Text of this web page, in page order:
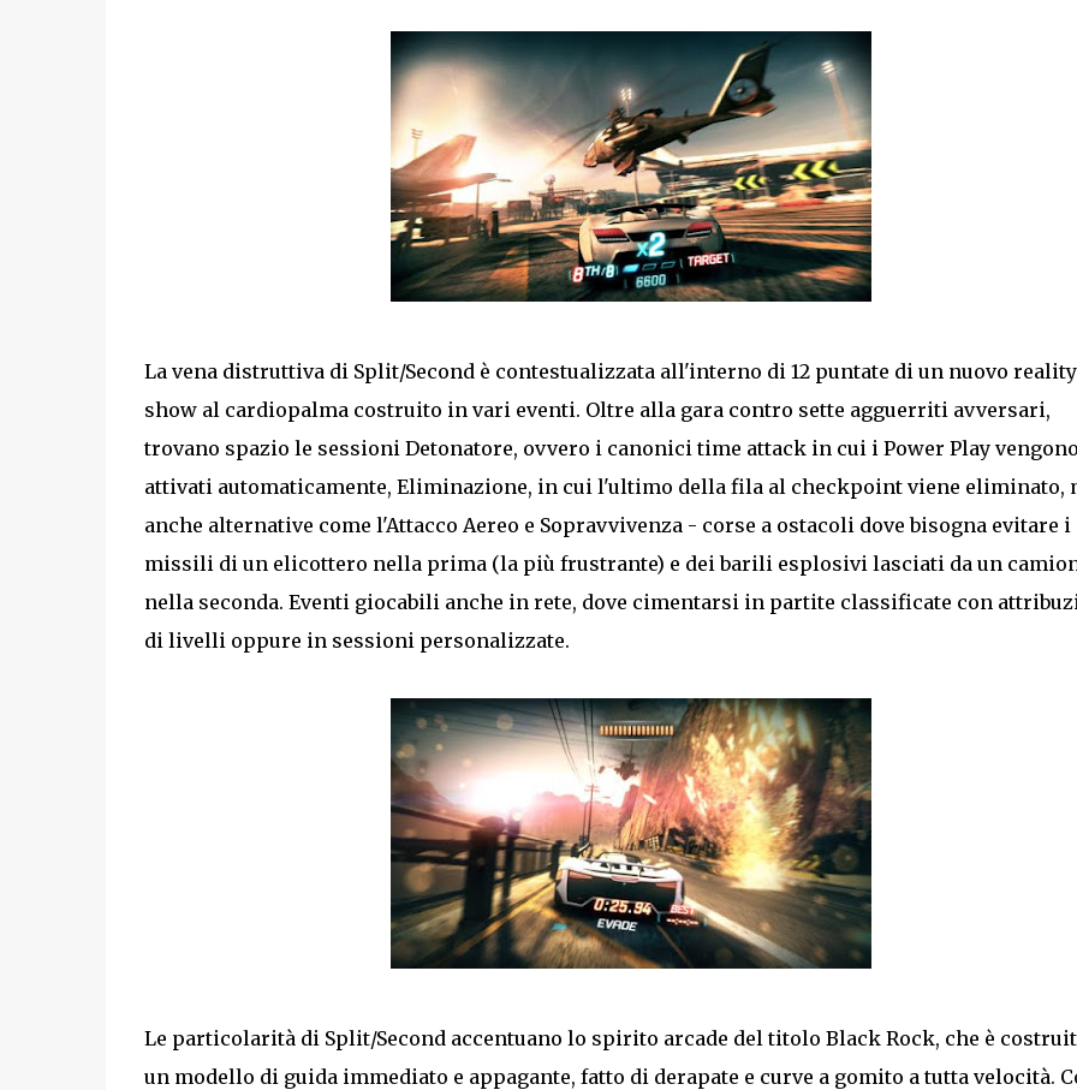
La vena distruttiva di Split/Second è contestualizzata all'interno di 12 puntate di un nuovo reality
show al cardiopalma costruito in vari eventi. Oltre alla gara contro sette agguerriti avversari,
trovano spazio le sessioni Detonatore, ovvero i canonici time attack in cui i Power Play vengono
attivati automaticamente, Eliminazione, in cui l'ultimo della fila al checkpoint viene eliminato,
anche alternative come l'Attacco Aereo e Sopravvivenza - corse a ostacoli dove bisogna evitare i
missili di un elicottero nella prima (la più frustrante) e dei barili esplosivi lasciati da un
nella seconda. Eventi giocabili anche in rete, dove cimentarsi in partite classificate con
di livelli oppure in sessioni personalizzate.
Le particolarità di Split/Second accentuano lo spirito arcade del titolo Black Rock, che è
un modello di guida immediato e appagante, fatto di derapate e curve a gomito a tutta velocità.